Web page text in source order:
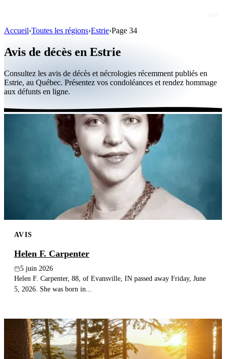
Personnalités publiques
Québec
Canada
International
Recherche
Accueil›Toutes les régions›Estrie›Page 34
Avis de décès en Estrie
Consultez les avis de décès et nécrologies récemment publiés en
Estrie, au Québec. Présentez vos condoléances et rendez hommage
aux défunts en ligne.
AVIS
Helen F. Carpenter
5 juin 2026
Helen F. Carpenter, 88, of Evansville, IN passed away Friday, June
5, 2026. She was born in...